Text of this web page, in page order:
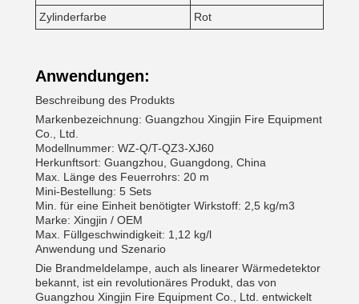
Zylinderfarbe
Rot
Anwendungen:
Beschreibung des Produkts
Markenbezeichnung: Guangzhou Xingjin Fire Equipment
Co., Ltd.
Modellnummer: WZ-Q/T-QZ3-XJ60
Herkunftsort: Guangzhou, Guangdong, China
Max. Länge des Feuerrohrs: 20 m
Mini-Bestellung: 5 Sets
Min. für eine Einheit benötigter Wirkstoff: 2,5 kg/m3
Marke: Xingjin / OEM
Max. Füllgeschwindigkeit: 1,12 kg/l
Anwendung und Szenario
Die Brandmeldelampe, auch als linearer Wärmedetektor
bekannt, ist ein revolutionäres Produkt, das von
Guangzhou Xingjin Fire Equipment Co., Ltd. entwickelt